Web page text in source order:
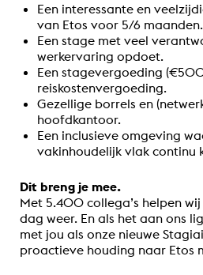
Een interessante en
van Etos voor 5/6 maanden.
Een stage met veel
werkervaring opdoet.
Een stagevergoeding
reiskostenvergoeding.
Gezellige borrels en
hoofdkantoor.
Een inclusieve omgeving
vakinhoudelijk vlak continu
Dit breng je mee.
Met 5.400 collega’s helpen
dag weer. En als het aan ons
met jou als onze nieuwe
proactieve houding naar Etos